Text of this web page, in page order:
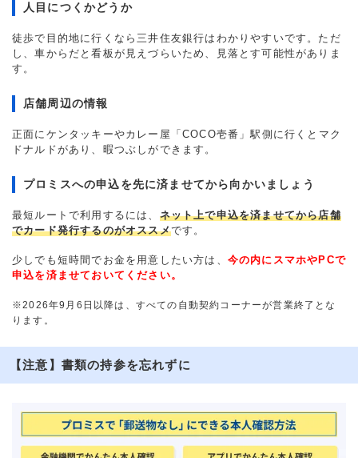
人目につくかどうか
徒歩で目的地に行くなら三井住友銀行はわかりやすいです。ただ
し、車からだと看板が見えづらいため、見落とす可能性がありま
す。
店舗周辺の情報
正面にケンタッキーやカレー屋「COCO壱番」駅側に行くとマク
ドナルドがあり、暇つぶしができます。
プロミスへの申込を先に済ませてから向かいましょう
最短ルートで利用するには、 ネット上で申込を済ませてから店舗
でカード発行するのがオススメです。
少しでも短時間でお金を用意したい方は、 今の内にスマホやPCで
申込を済ませておいてください。
※2026年9月6日以降は、すべての自動契約コーナーが営業終了とな
ります。
【注意】書類の持参を忘れずに